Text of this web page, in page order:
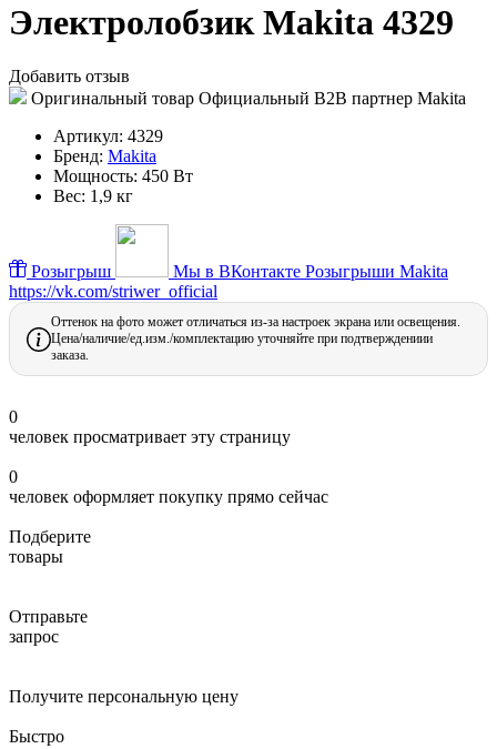
Электролобзик Makita 4329
Добавить отзыв
Оригинальный товар Официальный B2B партнер Makita
Артикул: 4329
Бренд: Makita
Мощность: 450 Вт
Вес: 1,9 кг
Розыгрыш Мы в ВКонтакте Розыгрыши Makita
https://vk.com/striwer_official
Оттенок на фото может отличаться из-за настроек экрана или освещения.
Цена/наличие/ед.изм./комплектацию уточняйте при подтверждениии
заказа.
0
человек просматривает эту страницу
0
человек оформляет покупку прямо сейчас
Подберите
товары
Отправьте
запрос
Получите персональную цену
Быстро